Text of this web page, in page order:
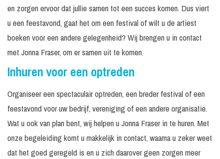
en zorgen ervoor dat jullie samen tot een succes komen. Dus viert
u een feestavond, gaat het om een festival of wilt u de artiest
boeken voor een andere gelegenheid? Wij brengen u in contact
met Jonna Fraser, om er samen uit te komen.
Inhuren voor een optreden
Organiseer een spectaculair optreden, een breder festival of een
feestavond voor uw bedrijf, vereniging of een andere organisatie.
Wat u ook van plan bent, wij helpen u Jonna Fraser in te huren. Met
onze begeleiding komt u makkelijk in contact, waarna u zeker weet
dat het goed geregeld is en u zich daarover geen zorgen meer